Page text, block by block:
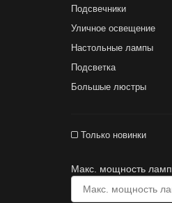
Подсвечники
Уличное освещение
Настольные лампы
Подсветка
Большые люстры
Только новинки
Макс. мощность ламп